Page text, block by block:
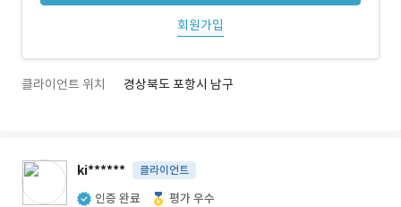
회원가입
클라이언트 위치 경상북도 포항시 남구
ki****** 클라이언트
인증 완료 평가 우수